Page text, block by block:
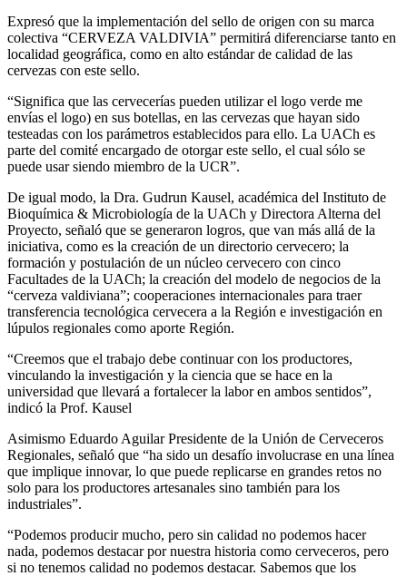
Expresó que la implementación del sello de origen con su marca
colectiva “CERVEZA VALDIVIA” permitirá diferenciarse tanto en
localidad geográfica, como en alto estándar de calidad de las
cervezas con este sello.
“Significa que las cervecerías pueden utilizar el logo verde me
envías el logo) en sus botellas, en las cervezas que hayan sido
testeadas con los parámetros establecidos para ello. La UACh es
parte del comité encargado de otorgar este sello, el cual sólo se
puede usar siendo miembro de la UCR”.
De igual modo, la Dra. Gudrun Kausel, académica del Instituto de
Bioquímica & Microbiología de la UACh y Directora Alterna del
Proyecto, señaló que se generaron logros, que van más allá de la
iniciativa, como es la creación de un directorio cervecero; la
formación y postulación de un núcleo cervecero con cinco
Facultades de la UACh; la creación del modelo de negocios de la
“cerveza valdiviana”; cooperaciones internacionales para traer
transferencia tecnológica cervecera a la Región e investigación en
lúpulos regionales como aporte Región.
“Creemos que el trabajo debe continuar con los productores,
vinculando la investigación y la ciencia que se hace en la
universidad que llevará a fortalecer la labor en ambos sentidos”,
indicó la Prof. Kausel
Asimismo Eduardo Aguilar Presidente de la Unión de Cerveceros
Regionales, señaló que “ha sido un desafío involucrase en una línea
que implique innovar, lo que puede replicarse en grandes retos no
solo para los productores artesanales sino también para los
industriales”.
“Podemos producir mucho, pero sin calidad no podemos hacer
nada, podemos destacar por nuestra historia como cerveceros, pero
si no tenemos calidad no podemos destacar. Sabemos que los